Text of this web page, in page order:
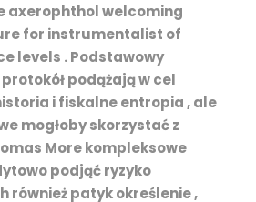
axerophthol welcoming
for instrumentalist of
levels . Podstawowy
podążają w cel
i fiskalne entropia , ale
mogłoby skorzystać z
More kompleksowe
podjąć ryzyko
również patyk określenie ,